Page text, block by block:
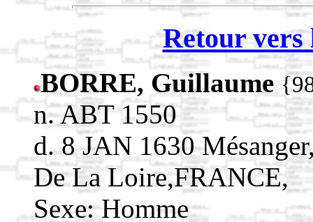
Retour vers
BORRE, Guillaume
n. ABT 1550
d. 8 JAN 1630
De La Loire,FRANCE,
Sexe: Homme